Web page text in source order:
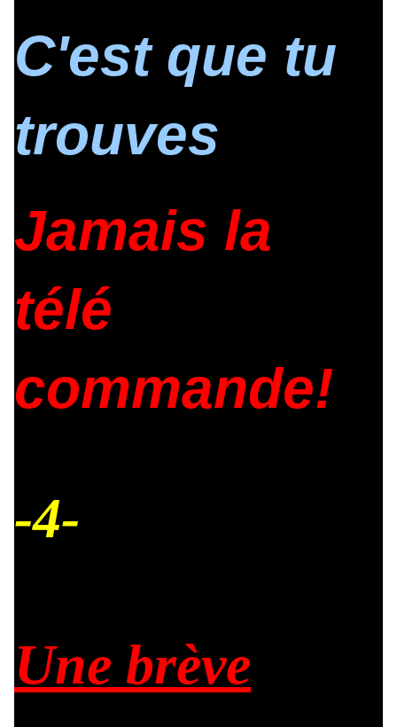
C'est que tu
trouves
Jamais la
télé
commande!
-4-
Une brève